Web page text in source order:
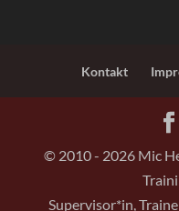
Kontakt
© 2010 - 2026Mic
Supervisor*in,